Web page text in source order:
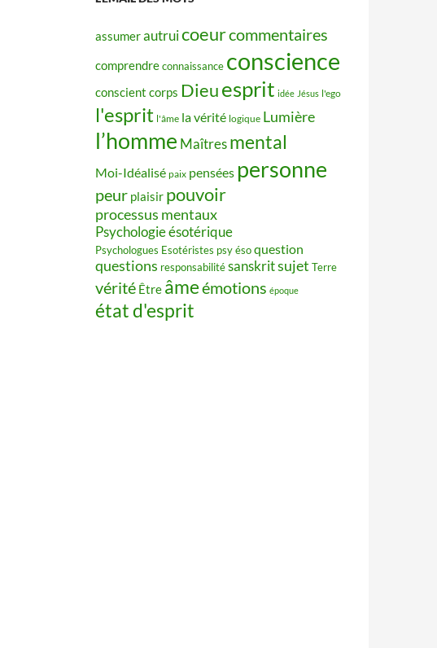
assumerautruicoeurcommentaires
comprendreconnaissance conscience
conscient corps Dieuesprit idée Jésus l'ego
l'esprit l'âme la vérité logique Lumière
l’homme Maîtres mental
Moi-Idéalisé paix pensées personne
peur plaisir pouvoir
processus mentaux
Psychologie ésotérique
Psychologues Esotéristes psy ésoquestion
questions responsabilitésanskritsujet Terre
vérité Être âmeémotions époque
état d'esprit